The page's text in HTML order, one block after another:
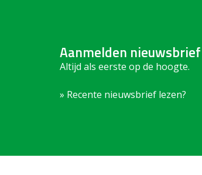
Aanmelden nieuwsbrief
Altijd als eerste op de hoogte.
» Recente nieuwsbrief lezen?